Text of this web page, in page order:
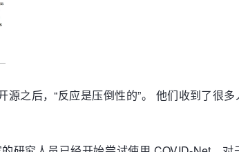
之后，“反应是压倒性的”。 他们收到了很